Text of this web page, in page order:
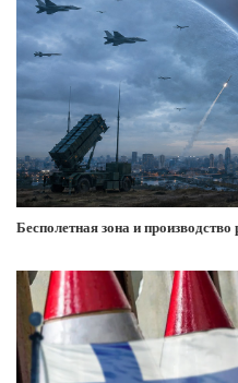
Бесполетная зона и